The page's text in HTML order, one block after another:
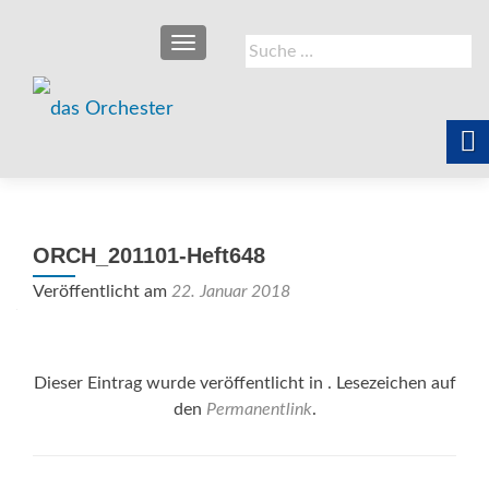
Suche
nach:
SCHALTE NAVIGATION
ORCH_201101-Heft648
Veröffentlicht am 22. Januar 2018
Dieser Eintrag wurde veröffentlicht in . Lesezeichen auf
den Permanentlink.